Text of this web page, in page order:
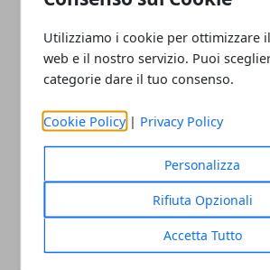
Utilizziamo i cookie per ottimizzare
web e il nostro servizio. Puoi
categorie dare il tuo consenso.
Cookie Policy | Privacy Policy
Personalizza
Rifiuta Opzionali
Accetta Tutto
Redazione